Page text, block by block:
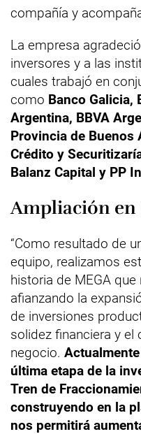
compañía y
La empresa
inversores y a las
cuales trabajó en
como Banco Galicia,
Argentina, BBVA
Provincia de Buenos
Crédito y
Balanz Capital y PP
Ampliación en
“Como resultado de
equipo, realizamos
historia de MEGA
afianzando la
de inversiones
solidez financiera y
negocio.
última etapa de la
Tren de
construyendo en la
nos permitirá